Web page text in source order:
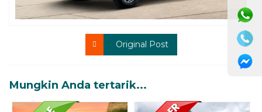
Original Post
Mungkin Anda tertarik...